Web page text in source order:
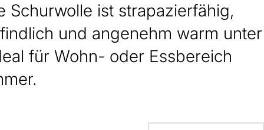
Schurwolle ist strapazierfähig,
und angenehm warm unter
für Wohn- oder Essbereich